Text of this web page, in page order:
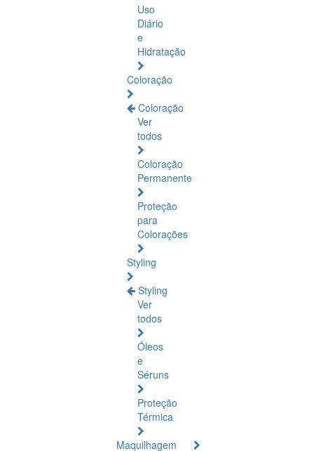
Uso
Diário
e
Hidratação
Coloração
Coloração
Ver
todos
Coloração
Permanente
Proteção
para
Colorações
Styling
Styling
Ver
todos
Óleos
e
Séruns
Proteção
Térmica
Maquilhagem